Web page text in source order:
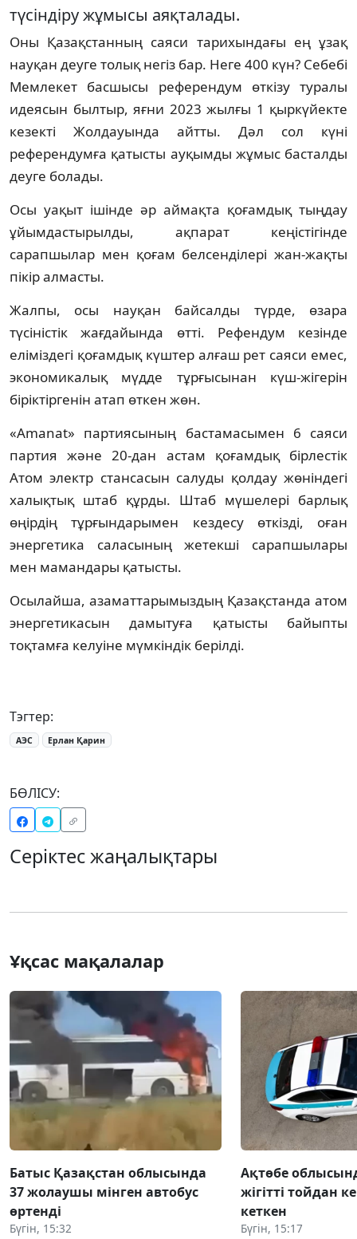
түсіндіру жұмысы аяқталады.
Оны Қазақстанның саяси тарихындағы ең ұзақ
науқан деуге толық негіз бар. Неге 400 күн? Себебі
Мемлекет басшысы референдум өткізу туралы
идеясын былтыр, яғни 2023 жылғы 1 қыркүйекте
кезекті Жолдауында айтты. Дәл сол күні
референдумға қатысты ауқымды жұмыс басталды
деуге болады.
Осы уақыт ішінде әр аймақта қоғамдық тыңдау
ұйымдастырылды, ақпарат кеңістігінде
сарапшылар мен қоғам белсенділері жан-жақты
пікір алмасты.
Жалпы, осы науқан байсалды түрде, өзара
түсіністік жағдайында өтті. Рефендум кезінде
еліміздегі қоғамдық күштер алғаш рет саяси емес,
экономикалық мүдде тұрғысынан күш-жігерін
біріктіргенін атап өткен жөн.
«Amanat» партиясының бастамасымен 6 саяси
партия және 20-дан астам қоғамдық бірлестік
Атом электр стансасын салуды қолдау жөніндегі
халықтық штаб құрды. Штаб мүшелері барлық
өңірдің тұрғындарымен кездесу өткізді, оған
энергетика саласының жетекші сарапшылары
мен мамандары қатысты.
Осылайша, азаматтарымыздың Қазақстанда атом
энергетикасын дамытуға қатысты байыпты
тоқтамға келуіне мүмкіндік берілді.
Тэгтер:
АЭС Ерлан Қарин
БӨЛІСУ:
Серіктес жаңалықтары
Ұқсас мақалалар
Батыс Қазақстан облысында
37 жолаушы мінген автобус
өртенді
Бүгін, 15:32
Ақтөбе
жігітті тойдан
кеткен
Бүгін, 15:17